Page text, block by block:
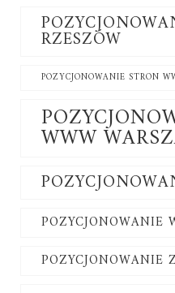
RZESZÓW
POZYCJONOWANIE STRON
WWW
POZYCJONOWANIE
POZYCJONOWANIE